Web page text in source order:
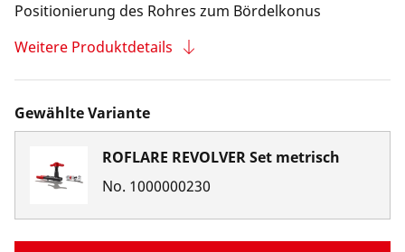
Positionierung des Rohres zum Bördelkonus
Weitere Produktdetails
Gewählte Variante
ROFLARE REVOLVER Set metrisch
No. 1000000230